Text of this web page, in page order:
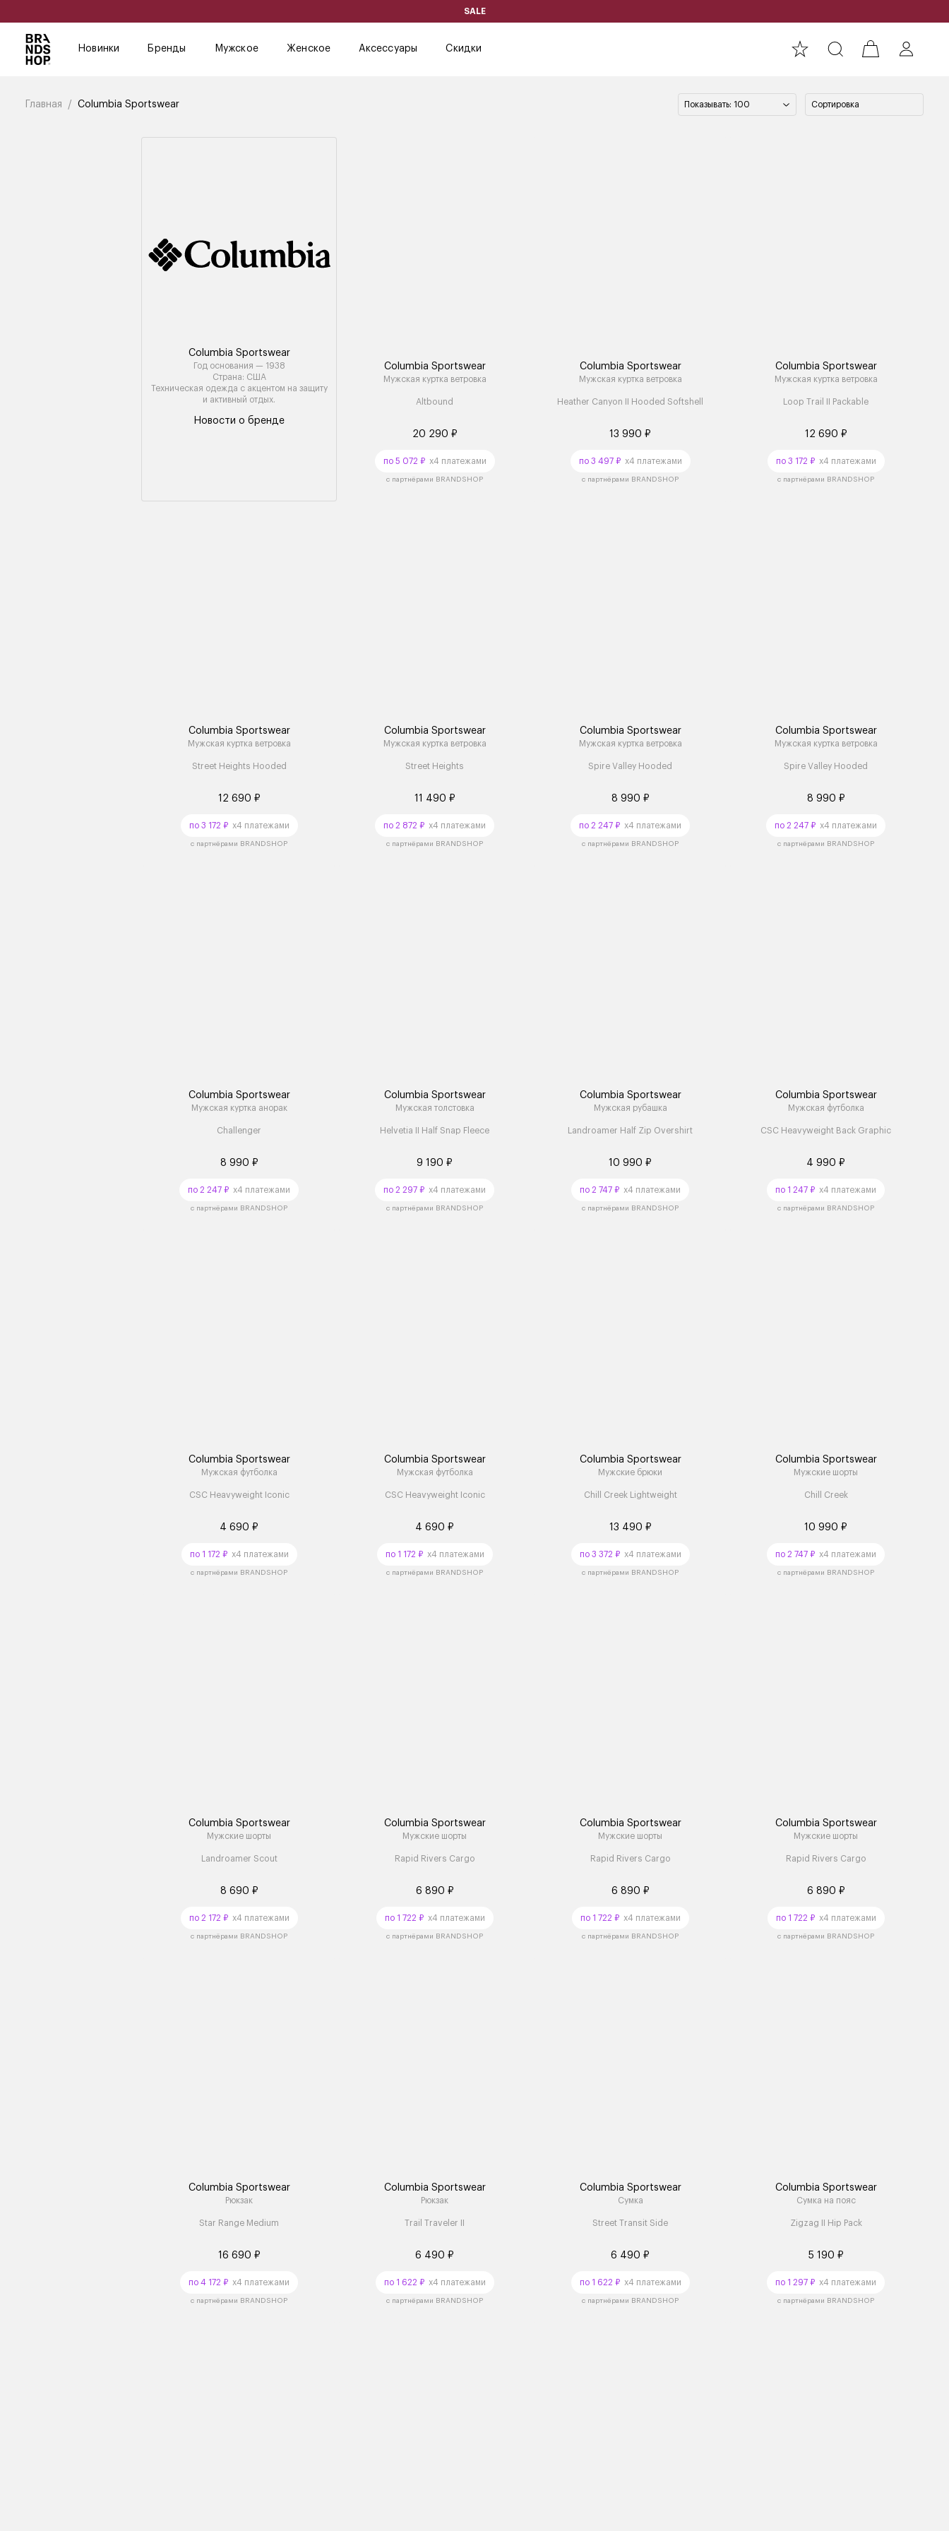
SALE
Новинки Бренды Мужское Женское Аксессуары Скидки
Главная Columbia Sportswear Показывать: 100 Сортировка
Columbia Sportswear
Год основания — 1938
Страна: США
Техническая одежда с акцентом на защиту
и активный отдых.
Новости о бренде
Columbia Sportswear
Мужская куртка ветровка
Altbound
20 290 ₽
по 5 072 ₽x4 платежами
с партнёрами BRANDSHOP
Columbia Sportswear
Мужская куртка ветровка
Heather Canyon II Hooded Softshell
13 990 ₽
по 3 497 ₽x4 платежами
с партнёрами BRANDSHOP
Columbia Sportswear
Мужская куртка ветровка
Loop Trail II Packable
12 690 ₽
по 3 172 ₽x4 платежами
с партнёрами BRANDSHOP
Columbia Sportswear
Мужская куртка ветровка
Street Heights Hooded
12 690 ₽
по 3 172 ₽x4 платежами
с партнёрами BRANDSHOP
Columbia Sportswear
Мужская куртка ветровка
Street Heights
11 490 ₽
по 2 872 ₽ x4 платежами
с партнёрами BRANDSHOP
Columbia Sportswear
Мужская куртка ветровка
Spire Valley Hooded
8 990 ₽
по 2 247 ₽ x4 платежами
с партнёрами BRANDSHOP
Columbia Sportswear
Мужская куртка ветровка
Spire Valley Hooded
8 990 ₽
по 2 247 ₽ x4 платежами
с партнёрами BRANDSHOP
Columbia Sportswear
Мужская куртка анорак
Challenger
8 990 ₽
по 2 247 ₽ x4 платежами
с партнёрами BRANDSHOP
Columbia Sportswear
Мужская толстовка
Helvetia II Half Snap Fleece
9 190 ₽
по 2 297 ₽ x4 платежами
с партнёрами BRANDSHOP
Columbia Sportswear
Мужская рубашка
Landroamer Half Zip Overshirt
10 990 ₽
по 2 747 ₽ x4 платежами
с партнёрами BRANDSHOP
Columbia Sportswear
Мужская футболка
CSC Heavyweight Back Graphic
4 990 ₽
по 1 247 ₽ x4 платежами
с партнёрами BRANDSHOP
Columbia Sportswear
Мужская футболка
CSC Heavyweight Iconic
4 690 ₽
по 1 172 ₽x4 платежами
с партнёрами BRANDSHOP
Columbia Sportswear
Мужская футболка
CSC Heavyweight Iconic
4 690 ₽
по 1 172 ₽x4 платежами
с партнёрами BRANDSHOP
Columbia Sportswear
Мужские брюки
Chill Creek Lightweight
13 490 ₽
по 3 372 ₽x4 платежами
с партнёрами BRANDSHOP
Columbia Sportswear
Мужские шорты
Chill Creek
10 990 ₽
по 2 747 ₽ x4 платежами
с партнёрами BRANDSHOP
Columbia Sportswear
Мужские шорты
Landroamer Scout
8 690 ₽
по 2 172 ₽x4 платежами
с партнёрами BRANDSHOP
Columbia Sportswear
Мужские шорты
Rapid Rivers Cargo
6 890 ₽
по 1 722 ₽x4 платежами
с партнёрами BRANDSHOP
Columbia Sportswear
Мужские шорты
Rapid Rivers Cargo
6 890 ₽
по 1 722 ₽x4 платежами
с партнёрами BRANDSHOP
Columbia Sportswear
Мужские шорты
Rapid Rivers Cargo
6 890 ₽
по 1 722 ₽x4 платежами
с партнёрами BRANDSHOP
Columbia Sportswear
Рюкзак
Star Range Medium
16 690 ₽
по 4 172 ₽ x4 платежами
с партнёрами BRANDSHOP
Columbia Sportswear
Рюкзак
Trail Traveler II
6 490 ₽
по 1 622 ₽x4 платежами
с партнёрами BRANDSHOP
Columbia Sportswear
Сумка
Street Transit Side
6 490 ₽
по 1 622 ₽x4 платежами
с партнёрами BRANDSHOP
Columbia Sportswear
Сумка на пояс
Zigzag II Hip Pack
5 190 ₽
по 1 297 ₽ x4 платежами
с партнёрами BRANDSHOP